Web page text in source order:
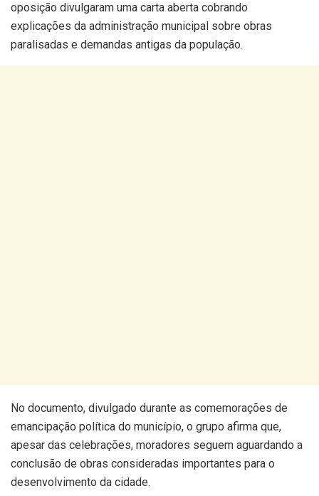
oposição divulgaram uma carta aberta cobrando
explicações da administração municipal sobre obras
paralisadas e demandas antigas da população.
No documento, divulgado durante as comemorações de
emancipação política do município, o grupo afirma que,
apesar das celebrações, moradores seguem aguardando a
conclusão de obras consideradas importantes para o
desenvolvimento da cidade.